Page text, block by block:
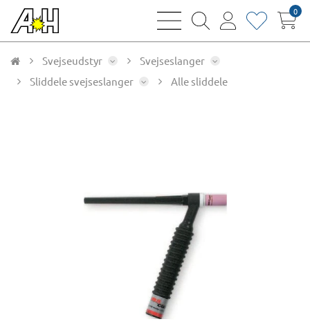
bars
magnifying
user
heart0
Svejseudstyr
Svejseslanger
Sliddele svejseslanger
Alle sliddele